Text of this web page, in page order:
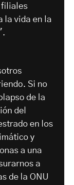
filiales
la vida en la
Si no
de la
del
en los
y
a una
a
de la ONU